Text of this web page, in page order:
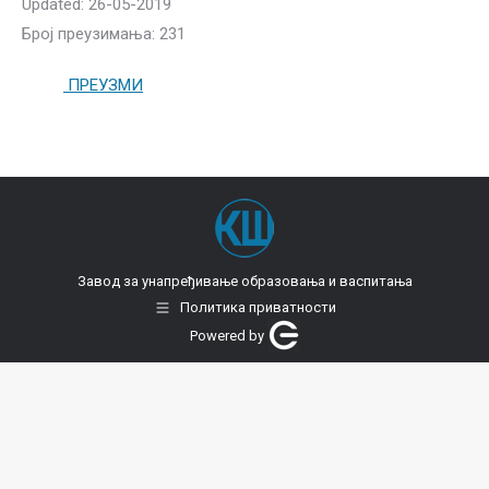
Updated: 26-05-2019
Број преузимања: 231
ПРЕУЗМИ
Завод за унапређивање образовања и васпитања
Политика приватности
Powered by